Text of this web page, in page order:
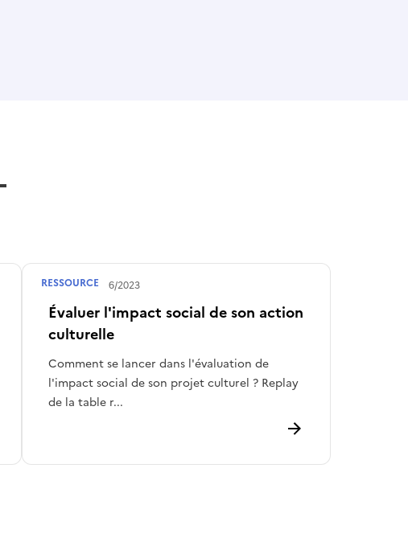
Évaluer l'impact social de son action
culturelle
Comment se lancer dans l'évaluation de
l'impact social de son projet culturel ? Replay
de la table r...
Publié le07/06/2023
RESSOURCE